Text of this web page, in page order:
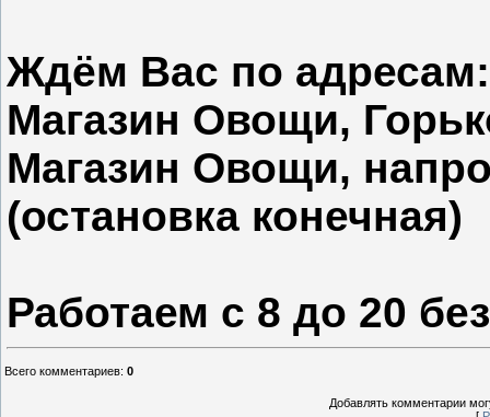
Ждём Вас по адресам:
Магазин Овощи,
Магазин Овощи,
(остановка конечная)
Работаем с 8 до 20
Всего комментариев: 0
Добавлять комментарии